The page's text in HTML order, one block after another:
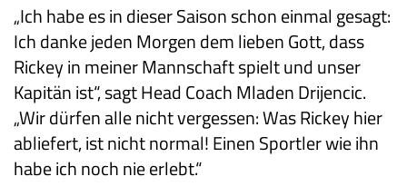
„Ich habe es in dieser Saison schon einmal gesagt:
Ich danke jeden Morgen dem lieben Gott, dass
Rickey in meiner Mannschaft spielt und unser
Kapitän ist“, sagt Head Coach Mladen Drijencic.
„Wir dürfen alle nicht vergessen: Was Rickey hier
abliefert, ist nicht normal! Einen Sportler wie ihn
habe ich noch nie erlebt.“